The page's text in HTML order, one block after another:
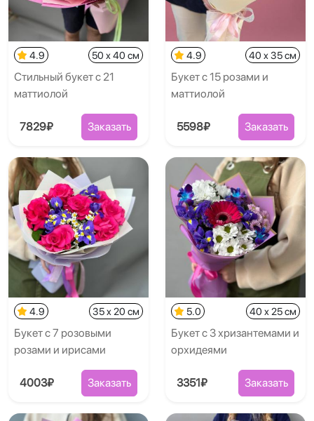
4.9 50 x 40 см
Стильный букет с 21
маттиолой
7829₽ Заказать
4.9 40 x 35 см
Букет с 15 розами и
маттиолой
5598₽ Заказать
4.9 35 x 20 см
Букет с 7 розовыми
розами и ирисами
4003₽ Заказать
5.0 40 x 25 см
Букет с 3 хризантемами и
орхидеями
3351₽ Заказать